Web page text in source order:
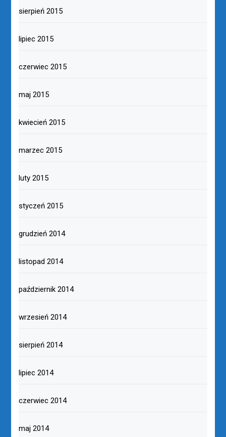
sierpień 2015
lipiec 2015
czerwiec 2015
maj 2015
kwiecień 2015
marzec 2015
luty 2015
styczeń 2015
grudzień 2014
listopad 2014
październik 2014
wrzesień 2014
sierpień 2014
lipiec 2014
czerwiec 2014
maj 2014